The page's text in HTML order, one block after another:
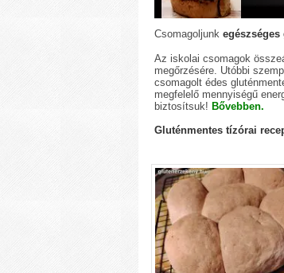
Csomagoljunk
Az iskolai csomagok
megőrzésére. Utóbbi
csomagolt édes
megfelelő mennyiségű
biztosítsuk! Bővebben.
Gluténmentes tízórai